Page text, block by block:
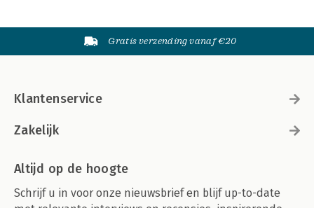
Gratis verzending vanaf €20
Klantenservice
Zakelijk
Altijd op de hoogte
Schrijf u in voor onze nieuwsbrief en blijf up-to-date